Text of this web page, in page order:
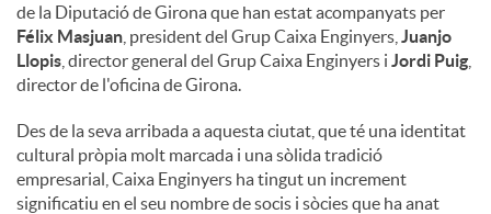
de la Diputació de Girona que han estat acompanyats per
Félix Masjuan , president del Grup Caixa Enginyers, Juanjo
Llopis , director general del Grup Caixa Enginyers i Jordi Puig
director de l'oficina de Girona.
Des de la seva arribada a aquesta ciutat, que té una identitat
cultural pròpia molt marcada i una sòlida tradició
empresarial, Caixa Enginyers ha tingut un increment
significatiu en el seu nombre de socis i sòcies que ha anat